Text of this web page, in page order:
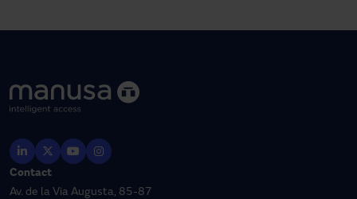
Contact
Av. de la Via Augusta, 85-87